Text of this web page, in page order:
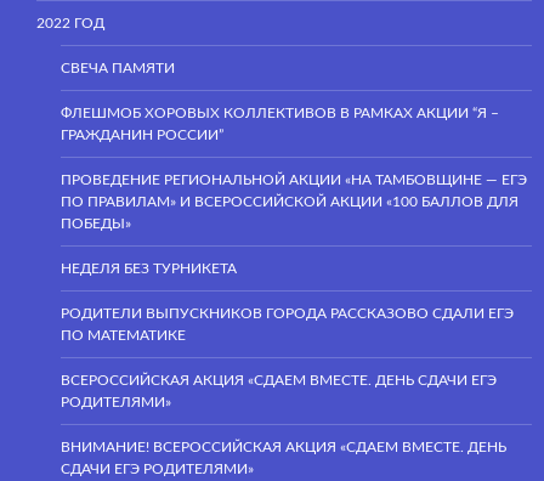
2022 ГОД
СВЕЧА ПАМЯТИ
ФЛЕШМОБ ХОРОВЫХ КОЛЛЕКТИВОВ В РАМКАХ АКЦИИ “Я –
ГРАЖДАНИН РОССИИ”
ПРОВЕДЕНИЕ РЕГИОНАЛЬНОЙ АКЦИИ «НА ТАМБОВЩИНЕ — ЕГЭ
ПО ПРАВИЛАМ» И ВСЕРОССИЙСКОЙ АКЦИИ «100 БАЛЛОВ ДЛЯ
ПОБЕДЫ»
НЕДЕЛЯ БЕЗ ТУРНИКЕТА
РОДИТЕЛИ ВЫПУСКНИКОВ ГОРОДА РАССКАЗОВО СДАЛИ ЕГЭ
ПО МАТЕМАТИКЕ
ВСЕРОССИЙСКАЯ АКЦИЯ «СДАЕМ ВМЕСТЕ. ДЕНЬ СДАЧИ ЕГЭ
РОДИТЕЛЯМИ»
ВНИМАНИЕ! ВСЕРОССИЙСКАЯ АКЦИЯ «СДАЕМ ВМЕСТЕ. ДЕНЬ
СДАЧИ ЕГЭ РОДИТЕЛЯМИ»